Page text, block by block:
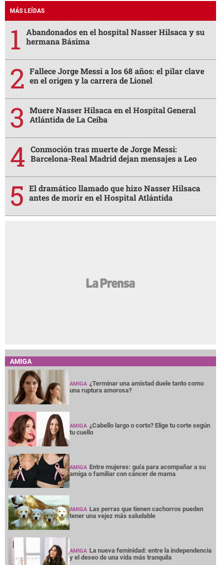
MÁS LEÍDAS
Abandonados en el hospital Nasser Hilsaca y su
hermana Básima
Fallece Jorge Messi a los 68 años: el pilar clave
en el origen y la carrera de Lionel
Muere Nasser Hilsaca en el Hospital General
Atlántida de La Ceiba
Conmoción tras muerte de Jorge Messi:
Barcelona-Real Madrid dejan mensajes a Leo
El dramático llamado que hizo Nasser Hilsaca
antes de morir en el Hospital Atlántida
AMIGA
AMIGA ¿Terminar una amistad duele tanto como
una ruptura amorosa?
AMIGA ¿Cabello largo o corto? Elige tu corte según
tu cuello
AMIGA Entre mujeres: guía para acompañar a su
amiga o familiar con cáncer de mama
AMIGA Las perras que tienen cachorros pueden
tener una vejez más saludable
AMIGA La nueva feminidad: entre la independencia
y el deseo de una vida más tranquila